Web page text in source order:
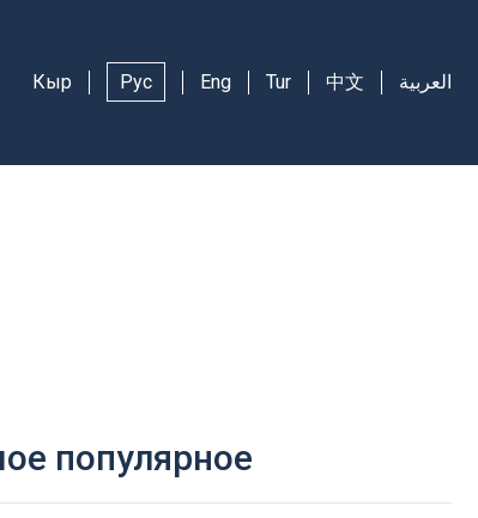
Кыр Рус Eng Tur 中文 العربية
популярное